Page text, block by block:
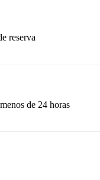
as informações
reserva
até que o
de 24 horas
cobraremos nada e